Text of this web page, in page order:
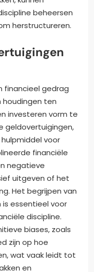
beheersen
herstructureren.
financieel gedrag
houdingen ten
investeren vorm te
geldovertuigingen,
voor
financiële
negatieve
uitgeven of het
Het begrijpen van
essentieel voor
discipline.
biases, zoals
zijn op hoe
wat vaak leidt tot
en